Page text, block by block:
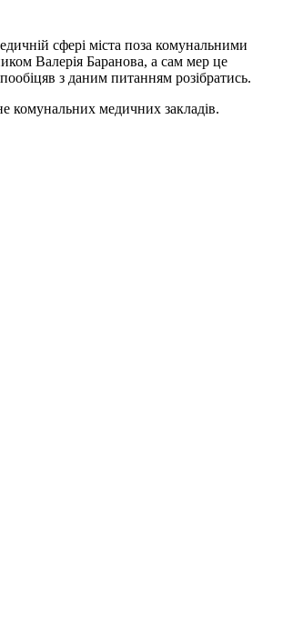
сфері міста поза комунальними
Валерія Баранова, а сам мер це
з даним питанням розібратись.
комунальних медичних закладів.